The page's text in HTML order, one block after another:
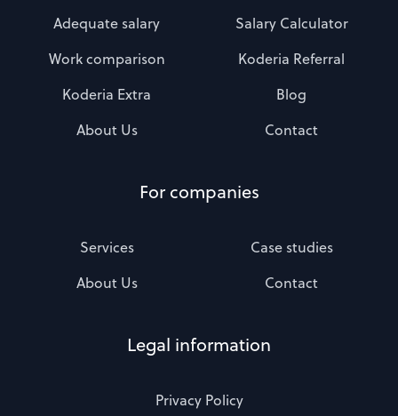
Adequate salary
Salary Calculator
Work comparison
Koderia Referral
Koderia Extra
Blog
About Us
Contact
For companies
Services
Case studies
About Us
Contact
Legal information
Privacy Policy